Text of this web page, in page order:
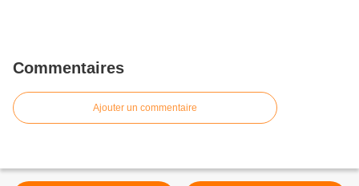
Commentaires
Ajouter un commentaire